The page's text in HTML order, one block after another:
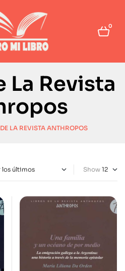
0
La Revista
LA REVISTA ANTHROPOS
Show